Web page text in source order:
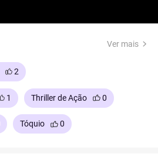
Ver mais
2
1 Thriller de Ação 0
Tóquio 0